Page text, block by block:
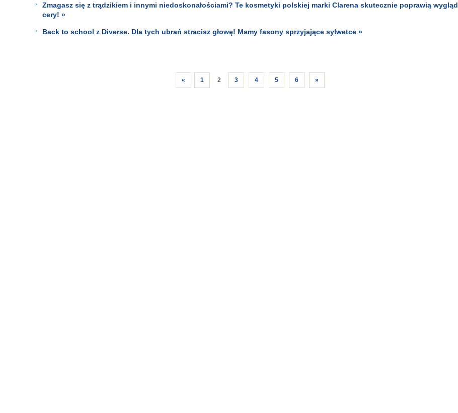
Zmagasz się z trądzikiem i innymi niedoskonałościami? Te kosmetyki polskiej marki Clarena skutecznie poprawią wygląd
cery! »
Back to school z Diverse. Dla tych ubrań stracisz głowę! Mamy fasony sprzyjające sylwetce »
« 1 2 3 4 5 6 »